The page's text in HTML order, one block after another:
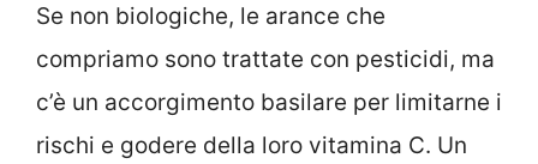
Se non biologiche, le arance che
compriamo sono trattate con pesticidi, ma
c’è un accorgimento basilare per limitarne i
rischi e godere della loro vitamina C. Un